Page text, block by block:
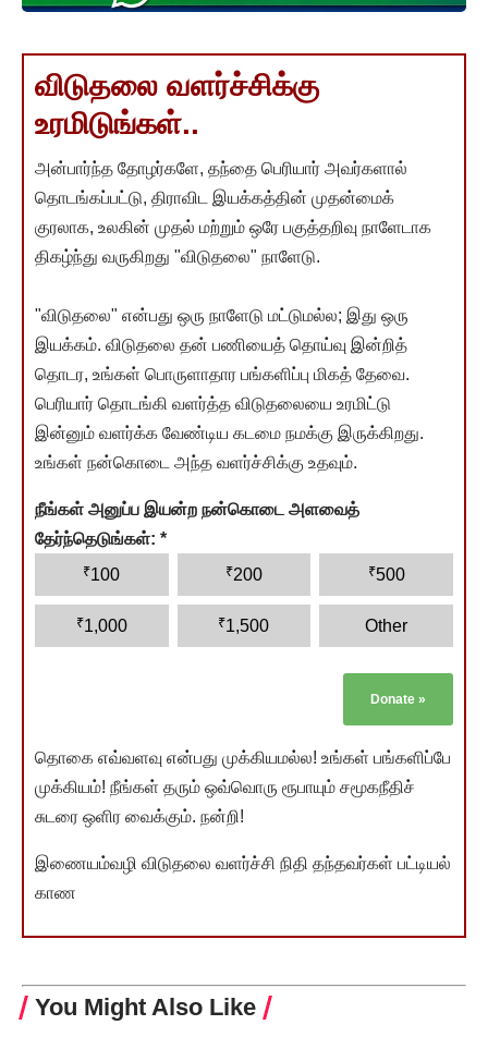
விடுதலை வளர்ச்சிக்கு
உரமிடுங்கள்..
அன்பார்ந்த தோழர்களே, தந்தை பெரியார் அவர்களால்
தொடங்கப்பட்டு, திராவிட இயக்கத்தின் முதன்மைக்
குரலாக, உலகின் முதல் மற்றும் ஒரே பகுத்தறிவு நாளேடாக
திகழ்ந்து வருகிறது "விடுதலை" நாளேடு.
"விடுதலை" என்பது ஒரு நாளேடு மட்டுமல்ல; இது ஒரு
இயக்கம். விடுதலை தன் பணியைத் தொய்வு இன்றித்
தொடர, உங்கள் பொருளாதார பங்களிப்பு மிகத் தேவை.
பெரியார் தொடங்கி வளர்த்த விடுதலையை உரமிட்டு
இன்னும் வளர்க்க வேண்டிய கடமை நமக்கு இருக்கிறது.
உங்கள் நன்கொடை அந்த வளர்ச்சிக்கு உதவும்.
நீங்கள் அனுப்ப இயன்ற நன்கொடை அளவைத்
தேர்ந்தெடுங்கள்: *
₹100 ₹200 ₹500
₹1,000 ₹1,500 Other
Donate »
தொகை எவ்வளவு என்பது முக்கியமல்ல! உங்கள் பங்களிப்பே
முக்கியம்! நீங்கள் தரும் ஒவ்வொரு ரூபாயும் சமூகநீதிச்
சுடரை ஒளிர வைக்கும். நன்றி!
இணையம்வழி விடுதலை வளர்ச்சி நிதி தந்தவர்கள் பட்டியல்
காண
You Might Also Like